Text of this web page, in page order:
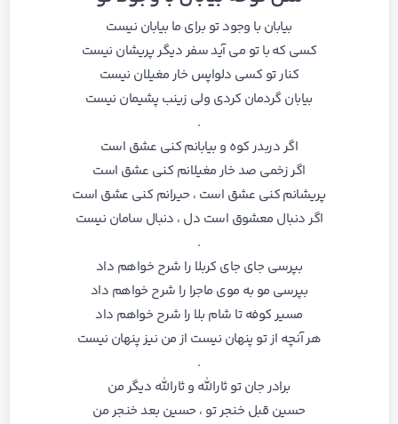
بیابان با وجود تو برای ما بیابان نیست
کسی که با تو می آید سفر دیگر پریشان نیست
کنار تو کسی دلواپس خار مغیلان نیست
بیابان گردمان کردی ولی زینب پشیمان نیست
.
اگر دربدر کوه و بیابانم کنی عشق است
اگر زخمی صد خار مغیلانم کنی عشق است
پریشانم کنی عشق است ، حیرانم کنی عشق است
اگر دنبال معشوق است دل ، دنبال سامان نیست
.
بپرسی جای جای کربلا را شرح خواهم داد
بپرسی مو به موی ماجرا را شرح خواهم داد
مسیر کوفه تا شام بلا را شرح خواهم داد
هر آنچه از تو پنهان نیست از من نیز پنهان نیست
.
برادر جان تو ثارالله و ثارالله دیگر من
حسین قبل خنجر تو ، حسین بعد خنجر من